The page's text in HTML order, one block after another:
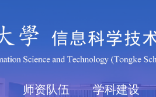
师资队伍 学科建设